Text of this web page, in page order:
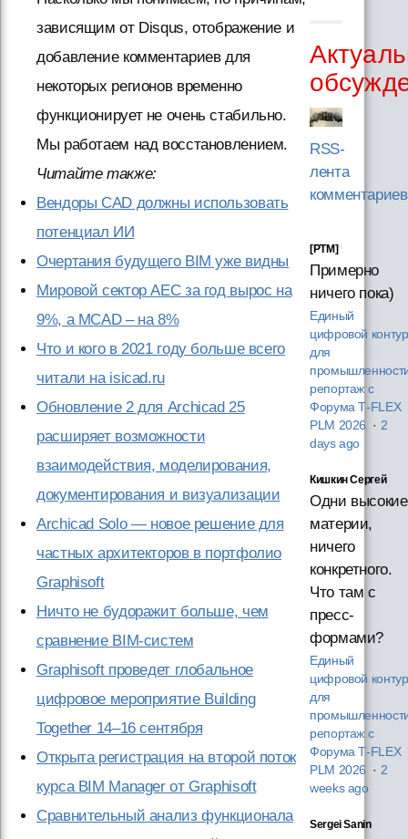
зависящим от Disqus, отображение и
добавление комментариев для
некоторых регионов временно
функционирует не очень стабильно.
Мы работаем над восстановлением.
Читайте также:
Вендоры CAD должны использовать
потенциал ИИ
Очертания будущего BIM уже видны
Мировой сектор AEC за год вырос на
9%, а MCAD – на 8%
Что и кого в 2021 году больше всего
читали на isicad.ru
Обновление 2 для Archicad 25
расширяет возможности
взаимодействия, моделирования,
документирования и визуализации
Archicad Solo — новое решение для
частных архитекторов в портфолио
Graphisoft
Ничто не будоражит больше, чем
сравнение BIM-систем
Graphisoft проведет глобальное
цифровое мероприятие Building
Together 14–16 сентября
Открыта регистрация на второй поток
курса BIM Manager от Graphisoft
Сравнительный анализ функционала
RSS-
лента
комментариев
[PTM]
Примерно
ничего пока)
Единый
цифровой контур
для
репортаж с
Форума T‑FLEX
PLM 2026 · 2
days ago
Кишкин Сергей
Одни высокие
материи,
ничего
конкретного.
Что там с
пресс-
формами?
Единый
цифровой контур
для
репортаж с
Форума T‑FLEX
PLM 2026 · 2
weeks ago
Sergei Sanin